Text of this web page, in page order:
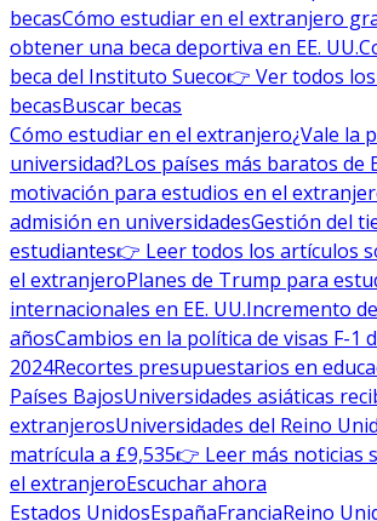
becasCómo estudiar en el extranjero
obtener una beca deportiva en EE. UU.
beca del Instituto Sueco👉 Ver todos
becasBuscar becas
Cómo estudiar en el extranjero¿Vale la
universidad?Los países más baratos de
motivación para estudios en el
admisión en universidadesGestión del
estudiantes👉 Leer todos los artículos
el extranjeroPlanes de Trump para
internacionales en EE. UU.Incremento
añosCambios en la política de visas F-1
2024Recortes presupuestarios en
Países BajosUniversidades asiáticas
extranjerosUniversidades del Reino
matrícula a £9,535👉 Leer más noticias
el extranjeroEscuchar ahora
Estados UnidosEspañaFranciaReino